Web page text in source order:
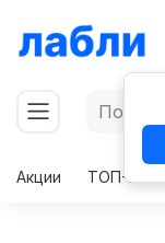
Акции
ТОП-50